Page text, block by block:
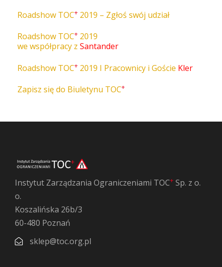
Roadshow TOC+ 2019 – Zgłoś swój udział
Roadshow TOC+ 2019
we współpracy z Santander
Roadshow TOC+ 2019 I Pracownicy i Goście Kler
Zapisz się do Biuletynu TOC+
Instytut Zarządzania Ograniczeniami TOC+ Sp. z o.
o.
Koszalińska 26b/3
60-480 Poznań
sklep@toc.org.pl